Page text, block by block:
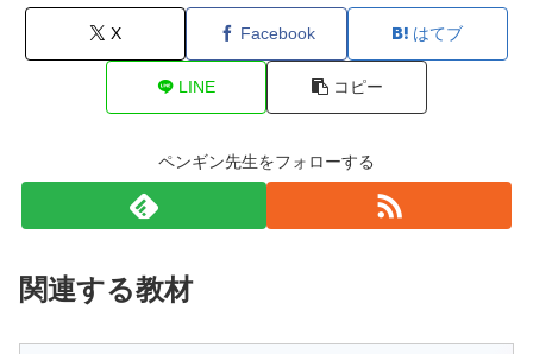
X Facebook はてブ
LINE コピー
ペンギン先生をフォローする
関連する教材